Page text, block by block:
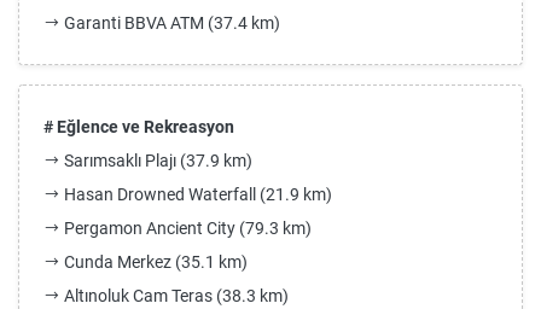
Garanti BBVA ATM (37.4 km)
# Eğlence ve Rekreasyon
Sarımsaklı Plajı (37.9 km)
Hasan Drowned Waterfall (21.9 km)
Pergamon Ancient City (79.3 km)
Cunda Merkez (35.1 km)
Altınoluk Cam Teras (38.3 km)